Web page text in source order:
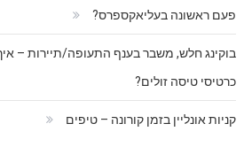
פעם ראשונה בעליאקספרס?
בוקינג חלש, משבר בענף התעופה/תיירות –
כרטיסי טיסה זולים?
קניות אונליין בזמן קורונה – טיפים